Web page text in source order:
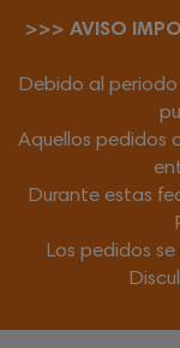
>>> AVISO
Debido al
Aquellos pedidos
Durante estas
Los pedidos